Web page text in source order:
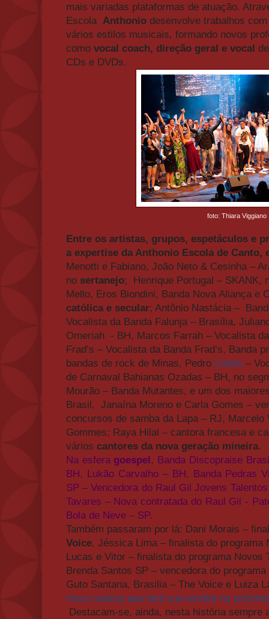
mais variadas plataformas de atuação.
Escola, Anthonio desenvolve trabalhos
vários estilos musicais, formando novos
como vocal coach, direção geral e vocal
CDs e DVDs.
foto: Thiara Viggiano
Entre os artistas, grupos, espetáculos e
a expertise da Anthonio Escola de Canto,
Menotti e Fabiano, João Neto & Cesinha –
no sertanejo; Henrique Portugal – SKANK,
Mello, Eros Biondini, Banda Nova Aliança e
católica e secular; Antônio Nastácia –
Vocalista da Banda Falunja – Brasília,
Omeriah - BH, Marcos Farrah – Vocalista
Frad’s – Vocalista da Banda Frad’s, Banda
bandas de rock de Minas, Pedro Calais –
de Carnaval Bahianas Ozadas – BH, no
Mourão – Banda Mutantes, e um dos
Brasil, Janaína Moreno e Carla Gomes –
concursos de samba da Lapa – RJ,
Gommes; Raya Hilal – cantora francesa e
vários cantores da nova geração mineira.
Na esfera goespel, Banda Discopraise
BH, Lukão Carvalho – BH, Banda Pedras
SP – Vencedora do Raul Gil Jovens
Tavares – Nova contratada do Raul Gil -
Bola de Neve – SP.
Também passaram por lá: Dani Morais –
Voice, Jéssica Lima – finalista do programa
Lucas e Vitor – finalista do programa Novos
Brenda Santos SP – vencedora do
Guto Santana, Brasilia – The Voice e Luiza
nova cantora que fará sua extréia no
Destacam-se, ainda, nesta história sempre